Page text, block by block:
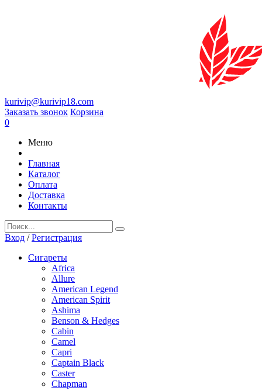
kurivip@kurivip18.com
Заказать звонок Корзина
0
Меню
Главная
Каталог
Оплата
Доставка
Контакты
Вход /Регистрация
Сигареты
Africa
Allure
American Legend
American Spirit
Ashima
Benson & Hedges
Cabin
Camel
Capri
Captain Black
Caster
Chapman